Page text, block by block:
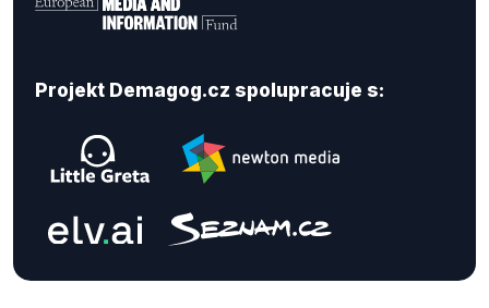
Projekt Demagog.cz spolupracuje s: